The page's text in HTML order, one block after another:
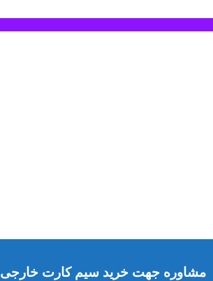
مشاوره جهت خرید سیم کارت خارجی 09136331740